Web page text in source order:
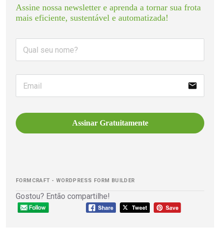
Assine nossa newsletter e aprenda a tornar sua frota
mais eficiente, sustentável e automatizada!
email
Assinar Gratuitamente
FORMCRAFT - WORDPRESS FORM BUILDER
Gostou? Então compartilhe!